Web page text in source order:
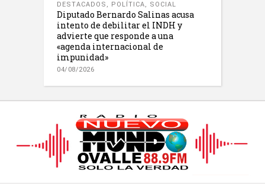
DESTACADOS , POLÍTICA, SOCIAL
Diputado Bernardo Salinas acusa
intento de debilitar el INDH y
advierte que responde a una
«agenda internacional de
impunidad»
04/08/2026